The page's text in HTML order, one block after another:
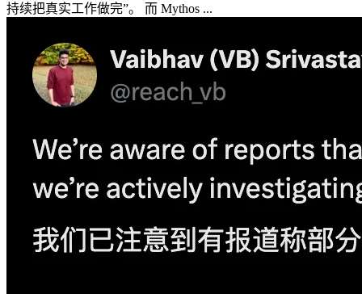
持续把真实工作做完”。 而 Mythos ...